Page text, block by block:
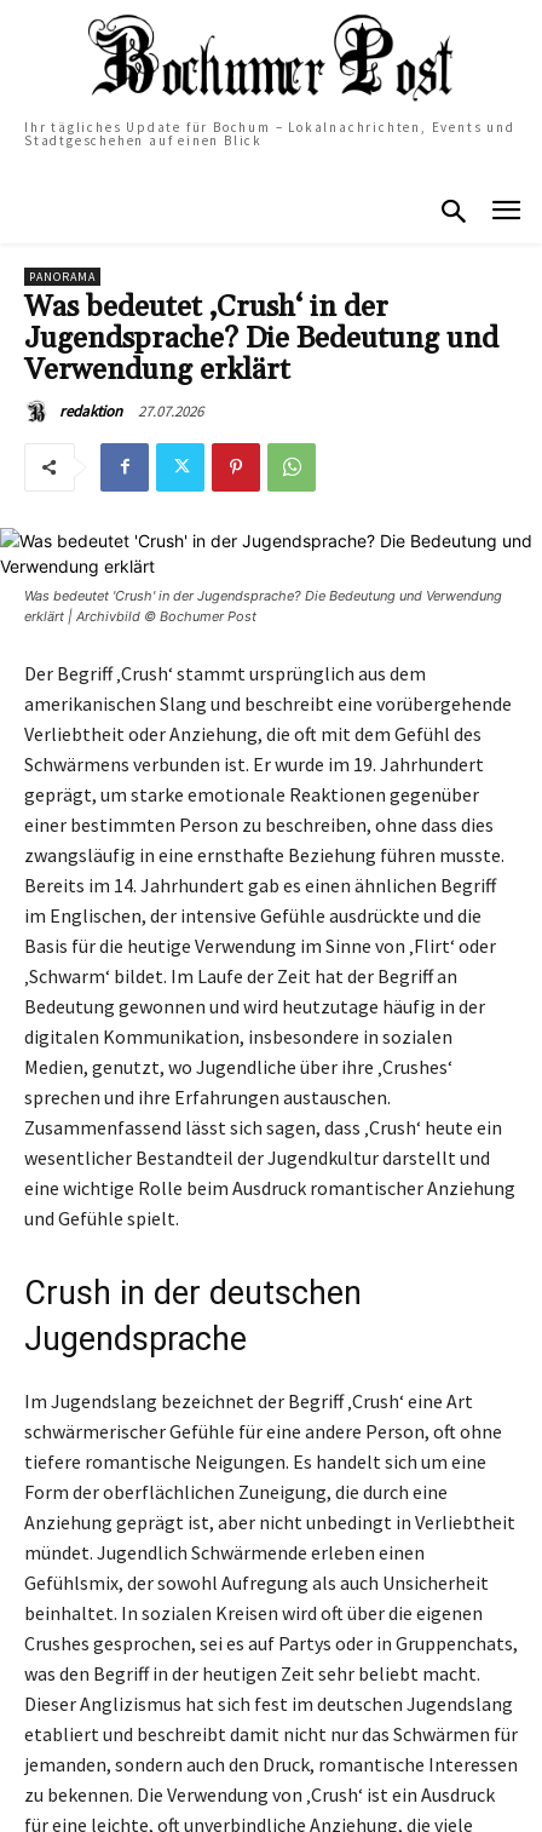
Ihr tägliches Update für Bochum – Lokalnachrichten, Events und
Stadtgeschehen auf einen Blick
PANORAMA
Was bedeutet ‚Crush‘ in der
Jugendsprache? Die Bedeutung und
Verwendung erklärt
redaktion 27.07.2026
Was bedeutet 'Crush' in der Jugendsprache? Die Bedeutung und Verwendung
erklärt | Archivbild © Bochumer Post
Der Begriff ‚Crush‘ stammt ursprünglich aus dem
amerikanischen Slang und beschreibt eine vorübergehende
Verliebtheit oder Anziehung, die oft mit dem Gefühl des
Schwärmens verbunden ist. Er wurde im 19. Jahrhundert
geprägt, um starke emotionale Reaktionen gegenüber
einer bestimmten Person zu beschreiben, ohne dass dies
zwangsläufig in eine ernsthafte Beziehung führen musste.
Bereits im 14. Jahrhundert gab es einen ähnlichen Begriff
im Englischen, der intensive Gefühle ausdrückte und die
Basis für die heutige Verwendung im Sinne von ‚Flirt‘ oder
‚Schwarm‘ bildet. Im Laufe der Zeit hat der Begriff an
Bedeutung gewonnen und wird heutzutage häufig in der
digitalen Kommunikation, insbesondere in sozialen
Medien, genutzt, wo Jugendliche über ihre ‚Crushes‘
sprechen und ihre Erfahrungen austauschen.
Zusammenfassend lässt sich sagen, dass ‚Crush‘ heute ein
wesentlicher Bestandteil der Jugendkultur darstellt und
eine wichtige Rolle beim Ausdruck romantischer Anziehung
und Gefühle spielt.
Crush in der deutschen
Jugendsprache
Im Jugendslang bezeichnet der Begriff ‚Crush‘ eine Art
schwärmerischer Gefühle für eine andere Person, oft ohne
tiefere romantische Neigungen. Es handelt sich um eine
Form der oberflächlichen Zuneigung, die durch eine
Anziehung geprägt ist, aber nicht unbedingt in Verliebtheit
mündet. Jugendlich Schwärmende erleben einen
Gefühlsmix, der sowohl Aufregung als auch Unsicherheit
beinhaltet. In sozialen Kreisen wird oft über die eigenen
Crushes gesprochen, sei es auf Partys oder in Gruppenchats,
was den Begriff in der heutigen Zeit sehr beliebt macht.
Dieser Anglizismus hat sich fest im deutschen Jugendslang
etabliert und beschreibt damit nicht nur das Schwärmen für
jemanden, sondern auch den Druck, romantische Interessen
zu bekennen. Die Verwendung von ‚Crush‘ ist ein Ausdruck
für eine leichte, oft unverbindliche Anziehung, die viele